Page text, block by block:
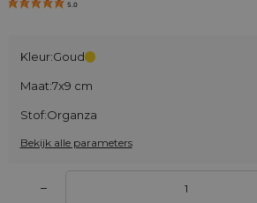
5.0
Kleur:Goud
Maat:7x9 cm
Stof:Organza
Bekijk alle parameters
–